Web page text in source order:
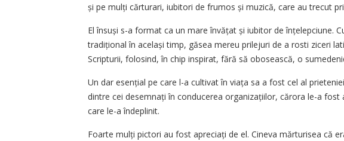
și pe mulți cărturari, iubitori de frumos și muzică, care au trecut
El însuși s-a format ca un mare învățat și iubitor de înțelep­ciune.
tradițional în același timp, găsea mereu prilejuri de a rosti ziceri
Scripturii, folosind, în chip inspirat, fără să obosească, o
Un dar esențial pe care l-a cultivat în viața sa a fost cel al
dintre cei desemnați în conducerea orga­nizațiilor, cărora le-a
care le-a îndeplinit.
Foarte mulți pictori au fost apreciați de el. Cineva mărturisea că